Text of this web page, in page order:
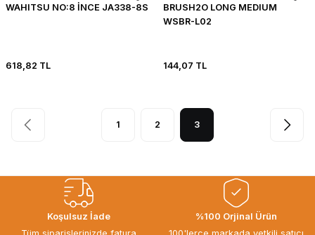
WAHITSU NO:8 İNCE JA338-8S
618,82 TL
BRUSH2O LONG MEDIUM
WSBR-L02
144,07 TL
1 2 3
Koşulsuz İade
%100 Orjinal Ürün